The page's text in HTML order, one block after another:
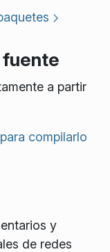
fuente
a partir
compilarlo
y
de redes